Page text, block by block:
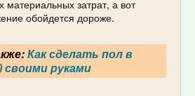
материальных затрат, а вот
обойдется дороже.
Как сделать пол в
своими руками